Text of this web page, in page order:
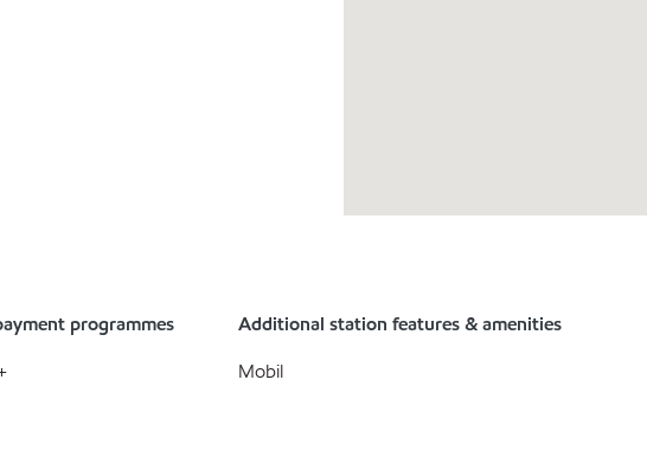
programmes
Additional station features & amenities
Mobil